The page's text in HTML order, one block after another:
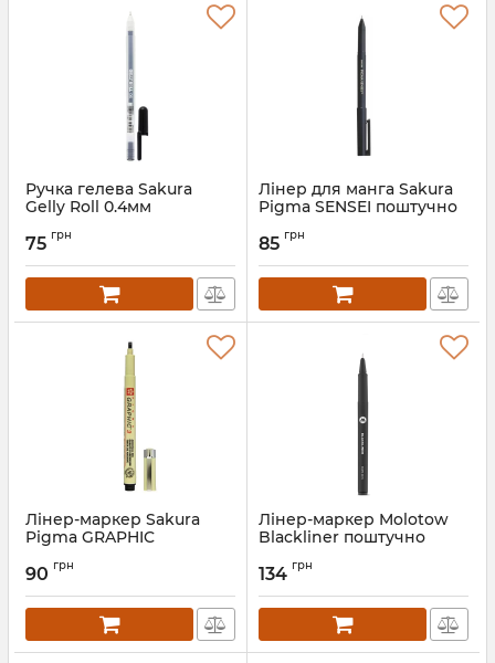
Ручка гелева Sakura
Gelly Roll 0.4мм
75 грн
Лінер для манга Sakura
Pigma SENSEI поштучно
85 грн
Лінер-маркер Sakura
Pigma GRAPHIC
90 грн
Лінер-маркер Molotow
Blackliner поштучно
134 грн